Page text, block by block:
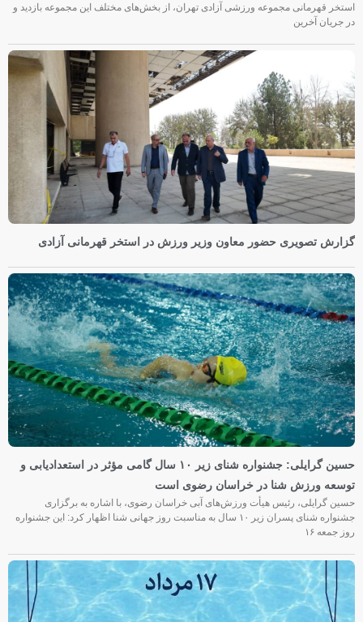
استخر قهرمانی مجموعه ورزشی آزادی تهران، از بخش‌های مختلف این مجموعه بازدید و
در جریان آخرین
گزارش تصویری حضور معاون وزیر ورزش در استخر قهرمانی آزادی
حسین گرایلی: جشنواره شنای زیر ۱۰ سال گامی مؤثر در استعدادیابی و
توسعه ورزش شنا در خراسان رضوی است
حسین گرایلی، رئیس هیأت ورزش‌های آبی خراسان رضوی، با اشاره به برگزاری
جشنواره شنای پسران زیر ۱۰ سال به مناسبت روز جهانی شنا اظهار کرد: این جشنواره
روز جمعه‌ ۱۶